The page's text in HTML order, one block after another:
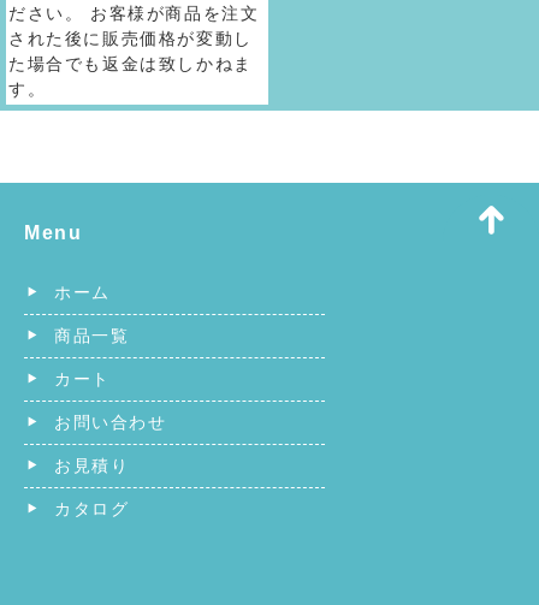
ださい。 お客様が商品を注文
された後に販売価格が変動し
た場合でも返金は致しかねま
す。
Menu
ホーム
商品一覧
カート
お問い合わせ
お見積り
カタログ